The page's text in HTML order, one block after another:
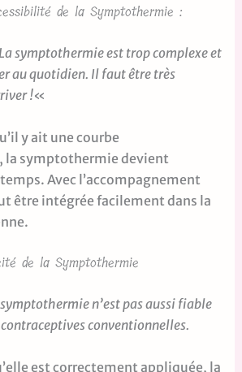
de la Symptothermie :
La symptothermie est trop complexe et
au quotidien. Il faut être très
!«
y ait une courbe
la symptothermie devient
Avec l’accompagnement
être intégrée facilement dans la
de la Symptothermie
n’est pas aussi fiable
conventionnelles.
est correctement appliquée, la